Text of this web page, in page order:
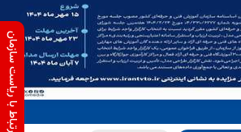
ارتباط با ریاست سازمان